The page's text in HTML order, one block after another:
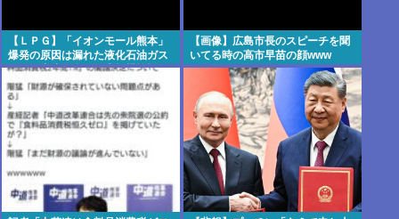
【ＬＰＧ】「イオンモール熊本」
爆発の原因は漏れた液化石油ガス
か…経産省、全国の大規模施設で
ガス供給設備の点検要請
【画像】広島市長のスピーチを聞
いてる時の高市早苗の顔www